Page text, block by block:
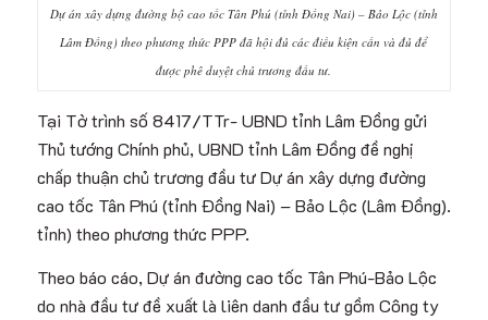
Dự án xây dựng đường bộ cao tốc Tân Phú (tỉnh Đồng Nai) – Bảo Lộc (tỉnh
Lâm Đồng) theo phương thức PPP đã hội đủ các điều kiện cần và đủ để
được phê duyệt chủ trương đầu tư.
Tại Tờ trình số 8417/TTr- UBND tỉnh Lâm Đồng gửi
Thủ tướng Chính phủ, UBND tỉnh Lâm Đồng đề nghị
chấp thuận chủ trương đầu tư Dự án xây dựng đường
cao tốc Tân Phú (tỉnh Đồng Nai) – Bảo Lộc (Lâm Đồng).
tỉnh) theo phương thức PPP.
Theo báo cáo, Dự án đường cao tốc Tân Phú-Bảo Lộc
do nhà đầu tư đề xuất là liên danh đầu tư gồm Công ty